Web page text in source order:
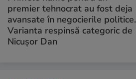
premier tehnocrat au fost deja
avansate în negocierile politice.
Varianta respinsă categoric de
Nicușor Dan